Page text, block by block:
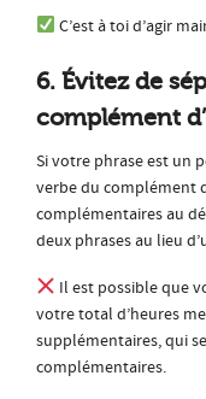
C’est à toi d’agir
6. Évitez de
complément
Si votre phrase est un
verbe du complément
complémentaires au
deux phrases au lieu
Il est possible que
votre total d’heures
supplémentaires, qui
complémentaires.